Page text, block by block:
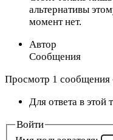
альтернативы
момент нет.
Автор
Сообщения
Просмотр 1 сообщения
Для ответа в этой
Войти